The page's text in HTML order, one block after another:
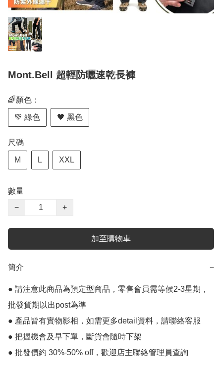
Mont.Bell 超輕防曬速乾長褲
🌈顏色：
💚 綠色 🖤 黑色
尺碼
M L XXL
數量
−
+
加至購物車
簡介 −
● 請注意此商品為預定型商品，零售會員需等候2-3星期，
批發貨期以出post為準
● 產品皆有實物影相，如需更多detail資料，請聯絡客服
● 把握機會及早下單，斷貨會隨時下架
● 批發價約 30%-50% off，歡迎店主聯絡管理員查詢